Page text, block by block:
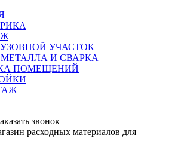
УЧАСТОК
И СВАРКА
ПОМЕЩЕНИЙ
звонок
расходных материалов для